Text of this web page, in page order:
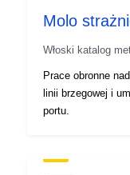
Identyfikatory:
Molo
Włoski katalog
Prace obronne
linii brzegowej i
portu.